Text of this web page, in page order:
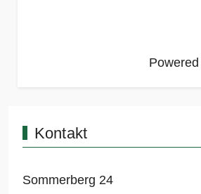
Kontakt
Sommerberg 24